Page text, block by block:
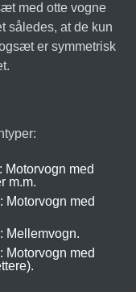
med otte vogne
således, at de kun
er symmetrisk
: Motorvogn med
m.m.
: Motorvogn med
: Mellemvogn.
: Motorvogn med